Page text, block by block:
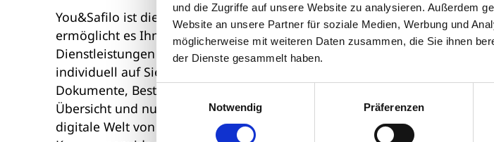
und die Zugriffe auf unsere Website zu analysieren. Außerdem
Website an unsere Partner für soziale Medien, Werbung und
möglicherweise mit weiteren Daten zusammen, die Sie ihnen
der Dienste gesammelt haben.
Einwilligungsauswahl
Notwendig
Präferenzen
You&Safilo ist die E-Commerce-Plattform, die speziell für Ihre Bedürfnisse
ermöglicht es Ihnen, jederzeit und überall zu stöbern, Bestellungen
Dienstleistungen zuzugreifen. Die Plattform bietet eine Vielzahl von
individuell auf Sie zugeschnitten sind und Ihren Arbeitsalltag erleichtern.
Dokumente, Bestellungen und Shopinformationen in einer einzigen,
Übersicht und nutzen Sie die effiziente Produktsuche. Ein besonderes
digitale Welt von Safilo. Laden Sie mühelos digitale Werbebilder,